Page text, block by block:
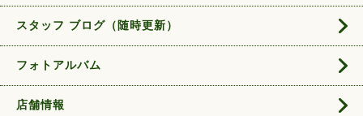
スタッフ ブログ（随時更新）
フォトアルバム
店舗情報